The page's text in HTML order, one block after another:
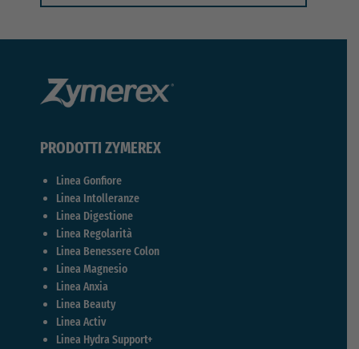
PRODOTTI ZYMEREX
Linea Gonfiore
Linea Intolleranze
Linea Digestione
Linea Regolarità
Linea Benessere Colon
Linea Magnesio
Linea Anxia
Linea Beauty
Linea Activ
Linea Hydra Support+